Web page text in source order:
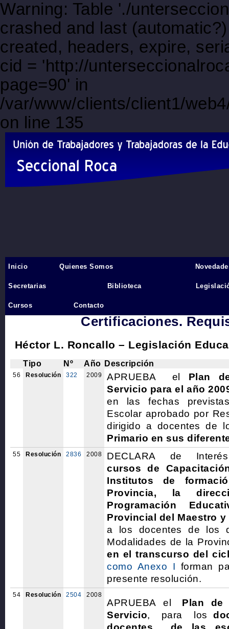
Warning: Table './
crashed and last
created, headers, expire,
cid = 'http://
page=90' in
/var/www/clients/client1/
on line 135
Inicio›
5 CAPACITACIÓN DOCENTE:
Certificaciones.
Héctor L. Roncallo – Legislación
Tipo Nº Año Descripción
56 Resolución 322 2009 APRUEBA el Plan
Servicio para el año
en las fechas
Escolar aprobado por
dirigido a docentes de
Primario en sus
55 Resolución 2836 2008
DECLARA de
cursos de
Institutos de
Provincia, la
Programación
Provincial del Maestro y
a los docentes de los
Modalidades de la
en el transcurso del
como Anexo I forman
presente resolución.
54 Resolución 2504 2008
APRUEBA el Plan
Servicio, para los
Inicio Quienes Somos
Secretarias Biblioteca
Cursos Contacto